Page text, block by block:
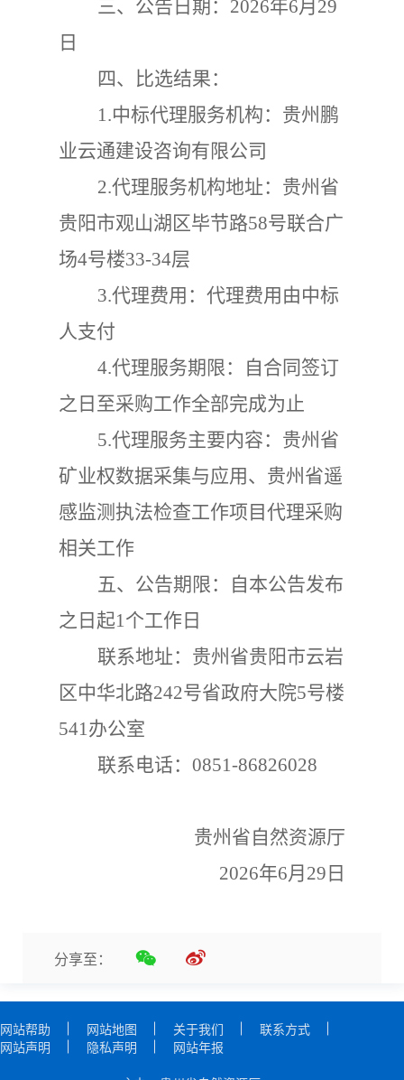
三、公告日期： 2026年6月29
日
四、比选结果：
1.中标代理服务机构：贵州鹏
业云通建设咨询有限公司
2.代理服务机构地址：贵州省
贵阳市观山湖区毕节路58号联合广
场4号楼33-34层
3.代理费用：代理费用由中标
人支付
4.代理服务期限：自合同签订
之日至采购工作全部完成为止
5.代理服务主要内容：贵州省
矿业权数据采集与应用、贵州省遥
感监测执法检查工作项目代理采购
相关工作
五、公告期限：
自本公告发布
之日起1个工作日
联系地址：贵州省贵阳市云岩
区中华北路242号省政府大院5号楼
541办公室
联系电话： 0851-86826028
贵州省自然资源厅
2026年6月29日
分享至：
网站帮助 网站地图 关于我们
联系方式
网站声明
隐私声明 网站年报